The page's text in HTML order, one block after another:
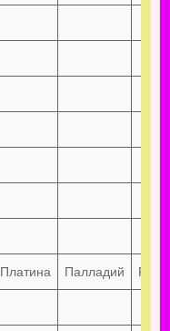
Платина Палладий